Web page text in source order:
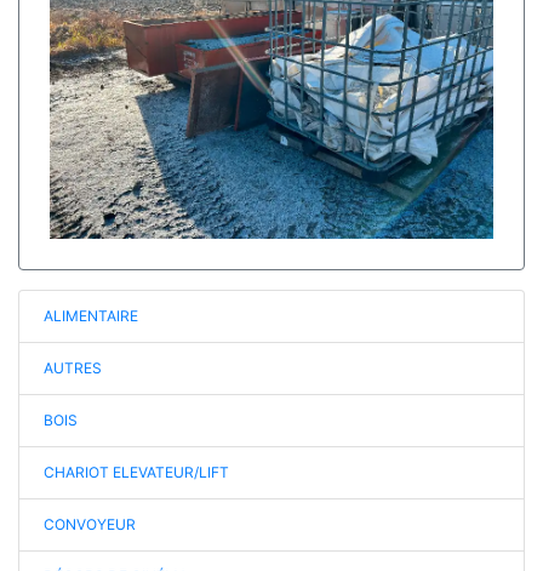
ALIMENTAIRE
AUTRES
BOIS
CHARIOT ELEVATEUR/LIFT
CONVOYEUR